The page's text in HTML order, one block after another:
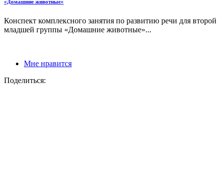
«Домашние животные»
Конспект комплексного занятия по развитию речи для второй
младшей группы «Домашние животные»...
Мне нравится
Поделиться: